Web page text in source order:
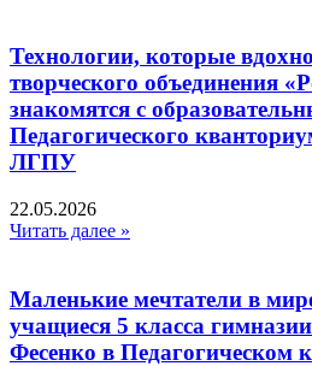
Технологии, которые
творческого объединения
знакомятся с
Педагогического
ЛГПУ
22.05.2026
Читать далее »
Маленькие мечтатели в
учащиеся 5 класса
Фесенко в Педагогическом